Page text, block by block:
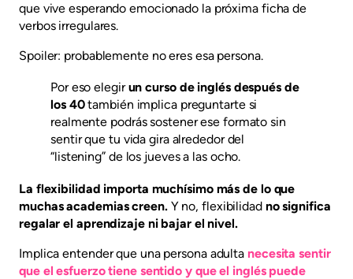
que vive esperando emocionado la próxima ficha de
verbos irregulares.
Spoiler: probablemente no eres esa persona.
Por eso elegirun curso de inglés después de
los 40también implica preguntarte si
realmente podrás sostener ese formato sin
sentir que tu vida gira alrededor del
“listening” de los jueves a las ocho.
La flexibilidad importa muchísimo más de lo que
muchas academias creen. Y no, flexibilidad no significa
regalar el aprendizaje ni bajar el nivel.
Implica entender que una persona adulta necesita sentir
que el esfuerzo tiene sentido y que el inglés puede